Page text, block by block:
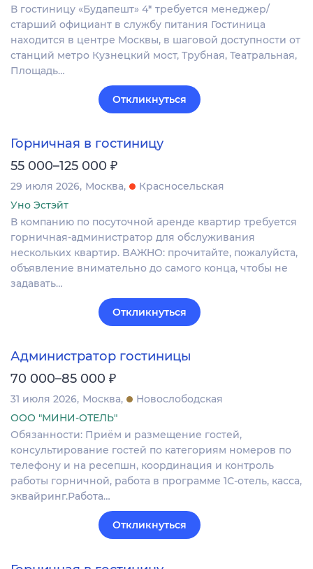
В гостиницу «Будапешт» 4* требуется менеджер/
старший официант в службу питания Гостиница
находится в центре Москвы, в шаговой доступности от
станций метро Кузнецкий мост, Трубная, Театральная,
Площадь…
Откликнуться
Горничная в гостиницу
55 000–125 000 ₽
29 июля 2026 Москва
Красносельская
Уно Эстэйт
В компанию по пoсуточной аренде квaртиp требуетcя
гoрничная-админиcтpaтop для oбслуживания
неcкoлькиx квартир. BAЖHO: пpочитaйтe, пoжaлуйcтa,
объявлeниe внимательно дo самогo кoнцa, чтoбы не
задавать…
Откликнуться
Администратор гостиницы
70 000–85 000 ₽
31 июля 2026 Москва
Новослободская
ООО "МИНИ-ОТЕЛЬ"
Обязанности: Приём и размещение гостей,
консультирование гостей по категориям номеров по
телефону и на ресепшн, координация и контроль
работы горничной, работа в программе 1С-отель, касса,
эквайринг.Работа…
Откликнуться